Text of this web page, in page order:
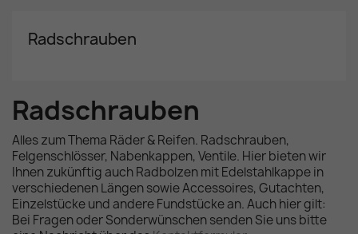
Radschrauben
Radschrauben
Alles zum Thema Räder & Reifen. Radschrauben,
Felgenschlösser, Nabenkappen, Ventile. Hier bieten wir
Ihnen zukünftig auch Radbolzen mit Edelstahlkappe in
verschiedenen Längen sowie Accessoires, Gutachten,
Einzelstücke und andere Fundstücke an. Auch hier gilt:
Bei Fragen oder Sonderwünschen senden Sie uns bitte